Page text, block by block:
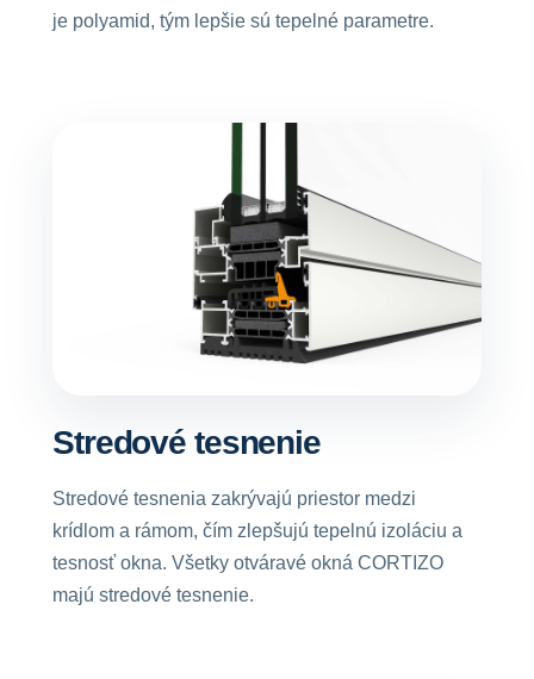
je polyamid, tým lepšie sú tepelné parametre.
Stredové tesnenie
Stredové tesnenia zakrývajú priestor medzi
krídlom a rámom, čím zlepšujú tepelnú izoláciu a
tesnosť okna. Všetky otváravé okná CORTIZO
majú stredové tesnenie.